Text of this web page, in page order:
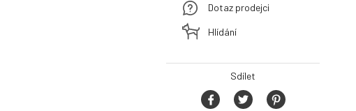
Dotaz prodejci
Hlídání
Sdílet